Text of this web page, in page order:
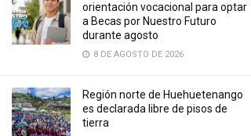
orientación vocacional para optar
a Becas por Nuestro Futuro
durante agosto
8 DE AGOSTO DE 2026
Región norte de Huehuetenango
es declarada libre de pisos de
tierra